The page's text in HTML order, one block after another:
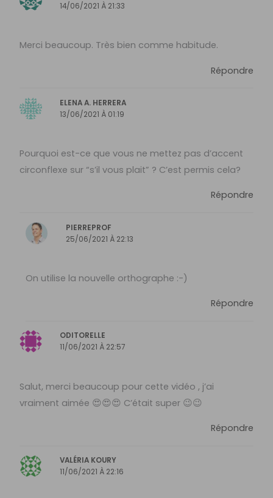
14/06/2021 À 21:33
Merci beaucoup. Très bien comme habitude.
Répondre
ELENA A. HERRERA
13/06/2021 À 01:19
Pourquoi est-ce que vous ne mettez pas d’accent
circonflexe sur “s’il vous plait” ? C’est permis cela?
Répondre
PIERREPROF
25/06/2021 À 22:13
On utilise la nouvelle orthographe :-)
Répondre
ODITORELLE
11/06/2021 À 22:57
Salut, merci beaucoup pour cette vidéo , j’ai
vraiment aimée 😍😍😍 C’était super 😉😉
Répondre
VALÉRIA KOURY
11/06/2021 À 22:16